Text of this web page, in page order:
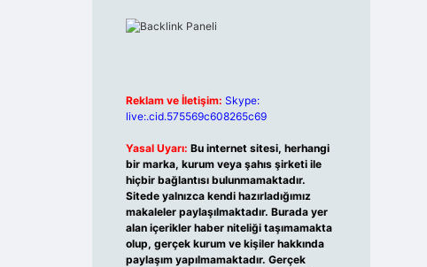
Reklam ve İletişim: Skype:
live:.cid.575569c608265c69
Yasal Uyarı: Bu internet sitesi, herhangi
bir marka, kurum veya şahıs şirketi ile
hiçbir bağlantısı bulunmamaktadır.
Sitede yalnızca kendi hazırladığımız
makaleler paylaşılmaktadır. Burada yer
alan içerikler haber niteliği taşımamakta
olup, gerçek kurum ve kişiler hakkında
paylaşım yapılmamaktadır. Gerçek